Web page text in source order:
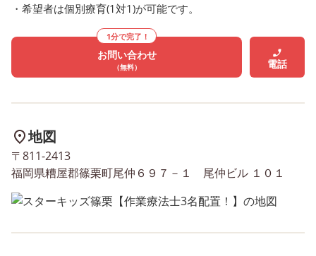
・希望者は個別療育(1対1)が可能です。
1分で完了！
お問い合わせ
（無料） 電話
地図
〒811-2413
福岡県糟屋郡篠栗町尾仲６９７－１ 尾仲ビル １０１